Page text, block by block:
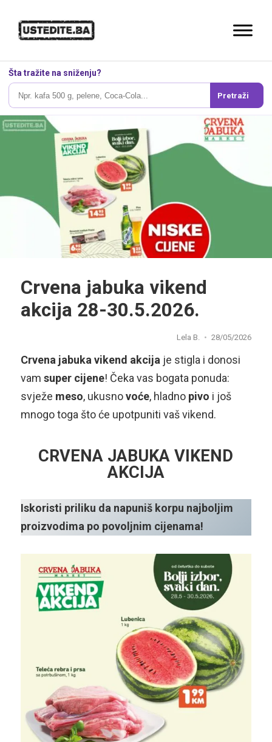
Šta tražite na sniženju?
Pretraži
Crvena jabuka vikend
akcija 28-30.5.2026.
Lela B. 28/05/2026
Crvena jabuka vikend akcija je stigla i donosi
vam super cijene! Čeka vas bogata ponuda:
svježe meso, ukusnovoće, hladno pivo i još
mnogo toga što će upotpuniti vaš vikend.
CRVENA JABUKA VIKEND
AKCIJA
Iskoristi priliku da napuniš korpu najboljim
proizvodima po povoljnim cijenama!